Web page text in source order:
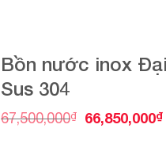
Bồn nước inox
Sus 304
67,500,000₫
G
66,850,000₫G